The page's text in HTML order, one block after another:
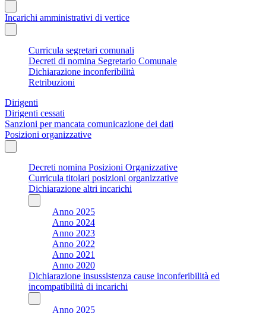
Incarichi amministrativi di vertice
Curricula segretari comunali
Decreti di nomina Segretario Comunale
Dichiarazione inconferibilità
Retribuzioni
Dirigenti
Dirigenti cessati
Sanzioni per mancata comunicazione dei dati
Posizioni organizzative
Decreti nomina Posizioni Organizzative
Curricula titolari posizioni organizzative
Dichiarazione altri incarichi
Anno 2025
Anno 2024
Anno 2023
Anno 2022
Anno 2021
Anno 2020
Dichiarazione insussistenza cause inconferibilità ed
incompatibilità di incarichi
Anno 2025